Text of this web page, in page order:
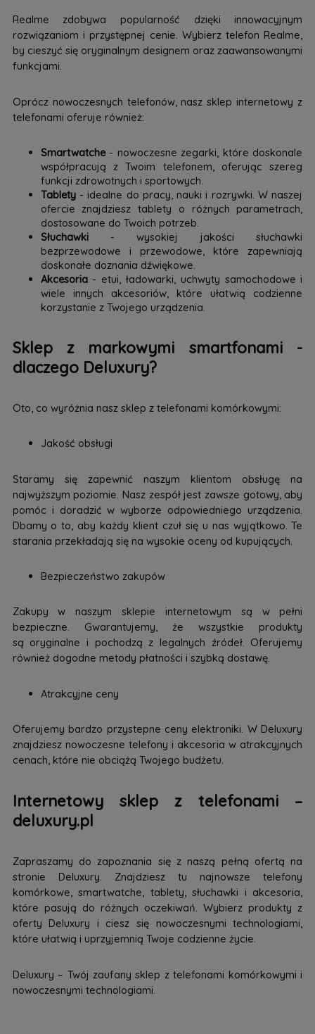
Realme zdobywa popularność dzięki innowacyjnym
rozwiązaniom i przystępnej cenie. Wybierz telefon Realme,
by cieszyć się oryginalnym designem oraz zaawansowanymi
funkcjami.
Oprócz nowoczesnych telefonów, nasz sklep internetowy z
telefonami oferuje również:
Smartwatche- nowoczesne zegarki, które doskonale
współpracują z Twoim telefonem, oferując szereg
funkcji zdrowotnych i sportowych.
Tablety- idealne do pracy, nauki i rozrywki. W naszej
ofercie znajdziesz tablety o różnych parametrach,
dostosowane do Twoich potrzeb.
Słuchawki- wysokiej jakości słuchawki
bezprzewodowe i przewodowe, które zapewniają
doskonałe doznania dźwiękowe.
Akcesoria- etui, ładowarki, uchwyty samochodowe i
wiele innych akcesoriów, które ułatwią codzienne
korzystanie z Twojego urządzenia.
Sklep z markowymi smartfonami -
dlaczego Deluxury?
Oto, co wyróżnia nasz sklep z telefonami komórkowymi:
Jakość obsługi
Staramy się zapewnić naszym klientom obsługę na
najwyższym poziomie. Nasz zespół jest zawsze gotowy, aby
pomóc i doradzić w wyborze odpowiedniego urządzenia.
Dbamy o to, aby każdy klient czuł się u nas wyjątkowo. Te
starania przekładają się na wysokie oceny od kupujących.
Bezpieczeństwo zakupów
Zakupy w naszym sklepie internetowym są w pełni
bezpieczne. Gwarantujemy, że wszystkie produkty
są oryginalne i pochodzą z legalnych źródeł. Oferujemy
również dogodne metody płatności i szybką dostawę.
Atrakcyjne ceny
Oferujemy bardzo przystepne ceny elektroniki. W Deluxury
znajdziesz nowoczesne telefony i akcesoria w atrakcyjnych
cenach, które nie obciążą Twojego budżetu.
Internetowy sklep z telefonami –
deluxury.pl
Zapraszamy do zapoznania się z naszą pełną ofertą na
stronie Deluxury. Znajdziesz tu najnowsze telefony
komórkowe, smartwatche, tablety, słuchawki i akcesoria,
które pasują do różnych oczekiwań. Wybierz produkty z
oferty Deluxury i ciesz się nowoczesnymi technologiami,
które ułatwią i uprzyjemnią Twoje codzienne życie.
Deluxury – Twój zaufany sklep z telefonami komórkowymi i
nowoczesnymi technologiami.